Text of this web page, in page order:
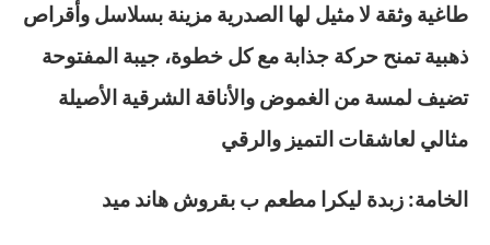
طاغية وثقة لا مثيل لها الصدرية مزينة بسلاسل وأقراص
ذهبية تمنح حركة جذابة مع كل خطوة، جيبة المفتوحة
تضيف لمسة من الغموض والأناقة الشرقية الأصيلة
مثالي لعاشقات التميز والرقي
الخامة: زبدة ليكرا مطعم ب بقروش هاند ميد